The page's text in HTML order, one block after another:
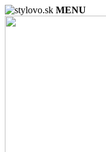
MENU